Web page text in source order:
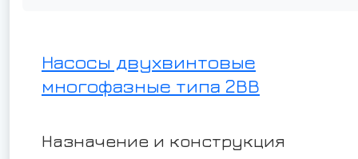
Насосы двухвинтовые
многофазные типа 2ВВ
Назначение и конструкция